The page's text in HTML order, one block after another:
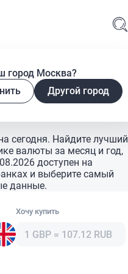
город Москва?
Другой город
сегодня. Найдите лучший
валюты за месяц и год,
доступен на
и выберите самый
данные.
Хочу купить